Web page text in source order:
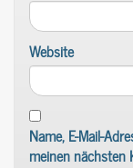
Website
Name, E-Mail-
meinen nächsten